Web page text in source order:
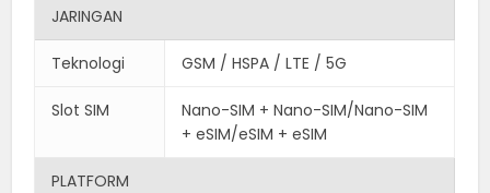
JARINGAN
Teknologi GSM / HSPA / LTE / 5G
Slot SIM
Nano-SIM + Nano-SIM/Nano-SIM
+ eSIM/eSIM + eSIM
PLATFORM